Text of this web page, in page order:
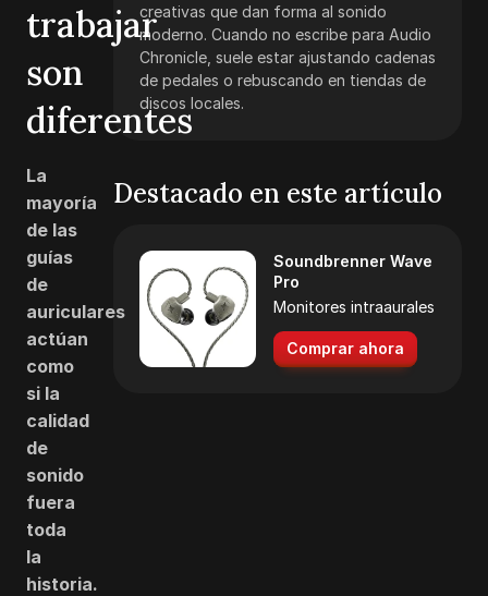
creativas que dan forma al sonido
moderno. Cuando no escribe para Audio
Chronicle, suele estar ajustando cadenas
de pedales o rebuscando en tiendas de
discos locales.
Destacado en este artículo
Soundbrenner Wave
Pro
Monitores intraaurales
Comprar ahora
trabajar
son
diferentes
La
mayoría
de las
guías
de
auriculares
actúan
como
si la
calidad
de
sonido
fuera
toda
la
historia.